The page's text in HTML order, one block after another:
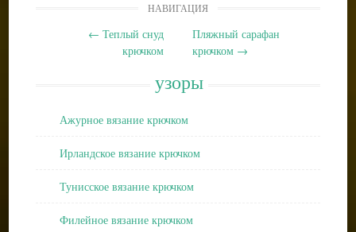
НАВИГАЦИЯ
← Теплый снуд
крючком
Пляжный сарафан
крючком →
узоры
Ажурное вязание крючком
Ирландское вязание крючком
Тунисское вязание крючком
Филейное вязание крючком